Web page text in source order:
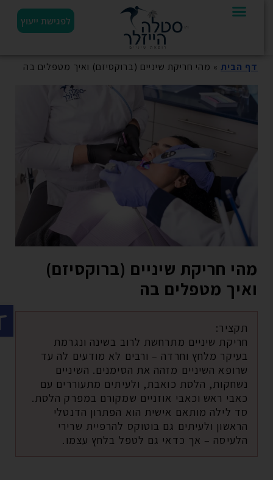
לפגישת ייעוץ
דף הבית» מהי חריקת שיניים (ברוקסיזם) ואיך מטפלים בה
מהי חריקת שיניים (ברוקסיזם)
ואיך מטפלים בה
תקציר:
חריקת שיניים מתרחשת לרוב בשינה ונגרמת
בעיקר מלחץ וחרדה – ורבים לא מודעים לה עד
שרופא השיניים מזהה את הסימנים. השיניים
נשחקות, הלסת כואבת, ולעיתים מתעוררים עם
כאבי ראש וכאבי אוזניים שמקורם במפרק הלסת.
סד לילה מותאם אישית הוא הפתרון הדנטלי
הראשון ולעיתים גם בוטוקס להרפיית שרירי
הלעיסה – אך כדאי גם לטפל בלחץ עצמו.